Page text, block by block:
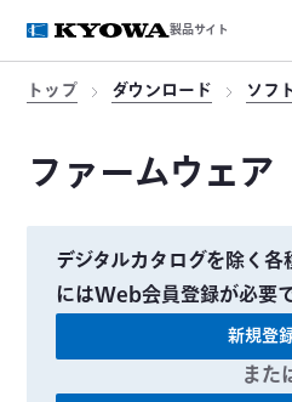
製品サイト
トップ ダウンロード ソフ
ファームウェア
デジタルカタログを除く
にはWeb会員登録が必要で
新規登
また